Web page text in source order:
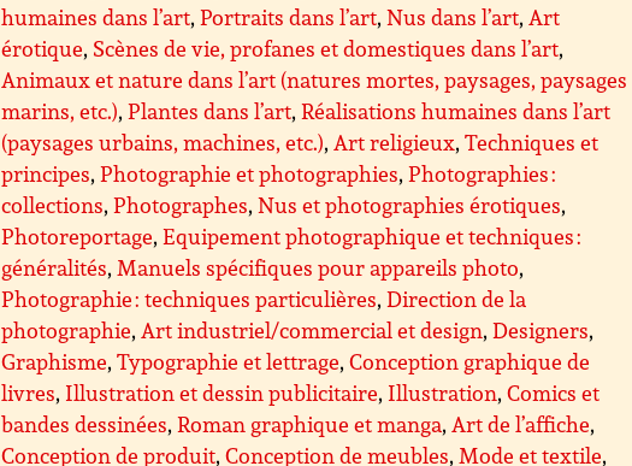
humaines dans l’art,Portraits dans l’art,Nus dans l’art,Art
érotique, Scènes de vie, profanes et domestiques dans l’art,
Animaux et nature dans l’art (natures mortes, paysages, paysages
marins, etc.),Plantes dans l’art,Réalisations humaines dans l’art
(paysages urbains, machines, etc.),Art religieux,Techniques et
principes,Photographie et photographies,Photographies :
collections,Photographes,Nus et photographies érotiques,
Photoreportage,Equipement photographique et techniques :
généralités,Manuels spécifiques pour appareils photo,
Photographie : techniques particulières,Direction de la
photographie,Art industriel/commercial et design,Designers,
Graphisme,Typographie et lettrage,Conception graphique de
livres, Illustration et dessin publicitaire, Illustration,Comics et
bandes dessinées,Roman graphique et manga,Art de l’affiche,
Conception de produit,Conception de meubles,Mode et textile,